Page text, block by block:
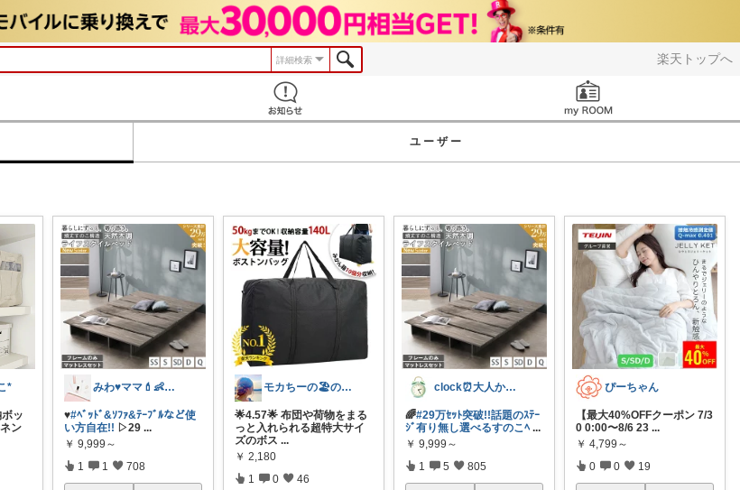
楽天トップへ
詳細検索
ユーザー
*
ッ
ン
みわ♥️ママ💄👶夏かわいい
♥️#ﾍﾞｯﾄﾞ&ｿﾌｧ&ﾃｰﾌﾞﾙなど使
い方自在!! ▷29 ...
￥ 9,999～
1 1 708
モカちーの🏖️のんびりライフ🐈✨
🌟4.57🌟 布団や荷物をまる
っと入れられる超特大サイ
ズのボス ...
￥ 2,180
1 0 46
clock⏰大人かわいい
🌈#29万ｾｯﾄ突破!!話題のｽﾃｰ
ｼﾞ有り無し選べるすのこﾍ ...
￥ 9,999～
1 5 805
ぴーちゃん
【最大40%OFFクーポン 7/3
0 0:00〜8/6 23 ...
￥ 4,799～
0 0 19